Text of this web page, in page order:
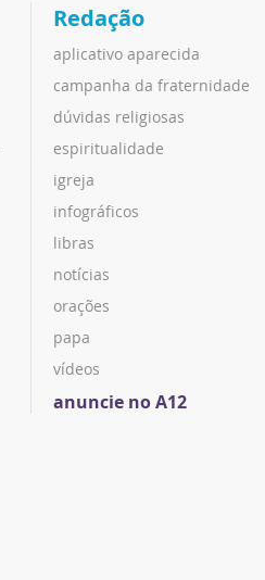
Redação
aplicativo aparecida
campanha da fraternidade
dúvidas religiosas
espiritualidade
igreja
infográficos
libras
notícias
orações
papa
vídeos
anuncie no A12